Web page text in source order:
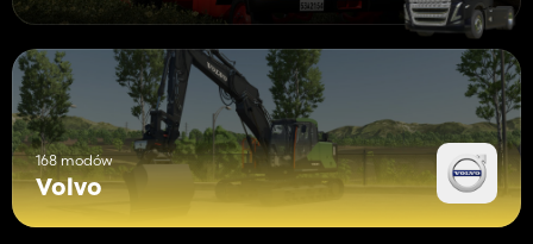
168 modów
Volvo